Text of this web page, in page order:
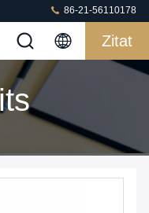
86-21-56110178
Zitat